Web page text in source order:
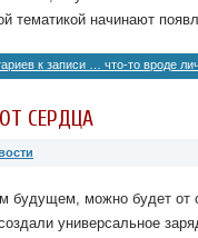
тематикой начинают
к записи … что-то вроде
СЕРДЦА
будущем, можно будет от
универсальное